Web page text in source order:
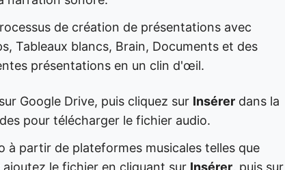
de création de présentations avec
Tableaux blancs, Brain, Documents et des
présentations en un clin d'œil.
Google Drive, puis cliquez sur Insérer dans la
pour télécharger le fichier audio.
à partir de plateformes musicales telles que
le fichier en cliquant sur Insérer, puis sur